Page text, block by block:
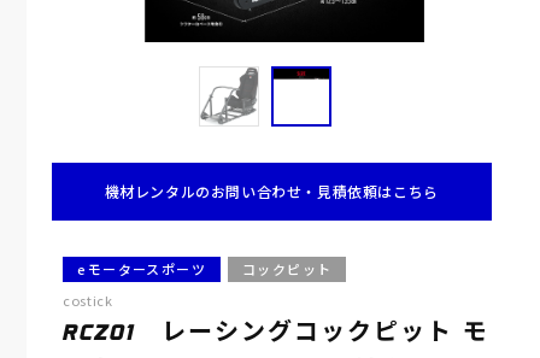
機材レンタルのお問い合わせ・見積依頼はこちら
eモータースポーツ
コックピット
costick
RCZ01 レーシングコックピット モ